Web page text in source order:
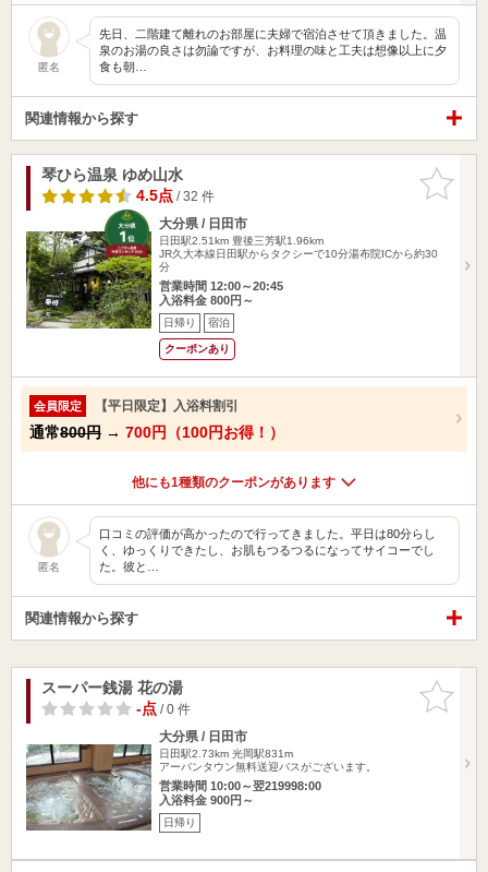
匿名
先日、二階建て離れのお部屋に夫婦で宿泊させて頂きました。温
泉のお湯の良さは勿論ですが、お料理の味と工夫は想像以上に夕
食も朝…
関連情報から探す
お気に入
りに追加
琴ひら温泉 ゆめ山水
4.5点/ 32 件
大分県 / 日田市
日田駅2.51km 豊後三芳駅1.96km
JR久大本線日田駅からタクシーで10分湯布院ICから約30
分
営業時間 12:00～20:45
入浴料金 800円～
日帰り 宿泊
クーポンあり
会員限定 【平日限定】入浴料割引
通常800円 → 700円（100円お得！）
他にも1種類のクーポンがあります
匿名
口コミの評価が高かったので行ってきました。平日は80分らし
く、ゆっくりできたし、お肌もつるつるになってサイコーでし
た。彼と…
関連情報から探す
お気に入
りに追加
スーパー銭湯 花の湯
-点/ 0 件
大分県 / 日田市
日田駅2.73km 光岡駅831m
アーバンタウン無料送迎バスがございます。
営業時間 10:00～翌219998:00
入浴料金 900円～
日帰り